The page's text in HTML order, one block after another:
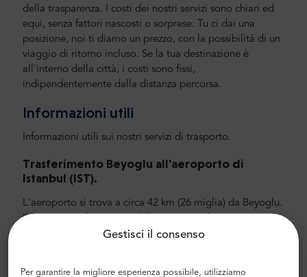
Gestisci il consenso
Per garantire la migliore esperienza possibile, utilizziamo
della trasparenza. I costi dei nostri servizi sono chiari ed
equi, senza fattori nascosti o sorprese. Tu ci dai una
posizione, noi ti diamo un prezzo, con la possibilità di un
viaggio di ritorno incluso. Se la tua destinazione è
all'interno della città, i costi sono fissi,
indipendentemente dalla distanza percorsa.
Informazioni utili
Informazioni utili sui nostri servizi di trasporto.
Trasferimento Beyoglu all'aeroporto di
Istanbul (IST).
L'aeroporto si trova a circa 42 km (26 miglia) da Beyoglu.
Il viaggio medio in auto dall'aeroporto al centro città
dura circa 35 minuti.Ti consigliamo di scegliere un'auto